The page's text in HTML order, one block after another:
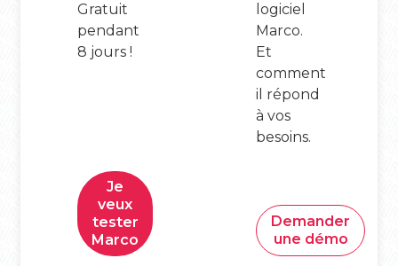
Gratuit
pendant
8 jours !
Je
veux
tester
Marco
logiciel
Marco.
Et
comment
il répond
à vos
besoins.
Demander
une démo